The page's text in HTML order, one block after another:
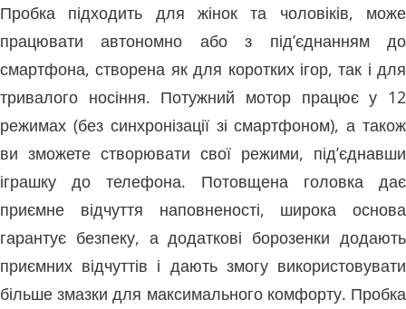
Пробка підходить для жінок та чоловіків, може
працювати автономно або з під’єднанням до
смартфона, створена як для коротких ігор, так і для
тривалого носіння. Потужний мотор працює у 12
режимах (без синхронізації зі смартфоном), а також
ви зможете створювати свої режими, під’єднавши
іграшку до телефона. Потовщена головка дає
приємне відчуття наповненості, широка основа
гарантує безпеку, а додаткові борозенки додають
приємних відчуттів і дають змогу використовувати
більше змазки для максимального комфорту. Пробка